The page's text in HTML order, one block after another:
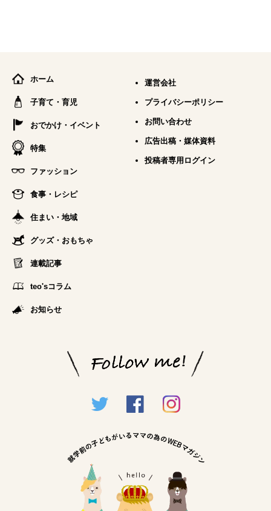
ホーム
子育て・育児
おでかけ・イベント
特集
ファッション
食事・レシピ
住まい・地域
グッズ・おもちゃ
連載記事
teo'sコラム
お知らせ
運営会社
プライバシーポリシー
お問い合わせ
広告出稿・媒体資料
投稿者専用ログイン